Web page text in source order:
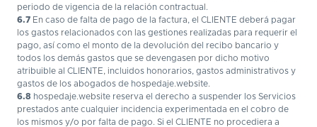
periodo de vigencia de la relación contractual.
6.7 En caso de falta de pago de la factura, el CLIENTE deberá pagar
los gastos relacionados con las gestiones realizadas para requerir el
pago, así como el monto de la devolución del recibo bancario y
todos los demás gastos que se devengasen por dicho motivo
atribuible al CLIENTE, incluidos honorarios, gastos administrativos y
gastos de los abogados de hospedaje.website.
6.8 hospedaje.website reserva el derecho a suspender los Servicios
prestados ante cualquier incidencia experimentada en el cobro de
los mismos y/o por falta de pago. Si el CLIENTE no procediera a